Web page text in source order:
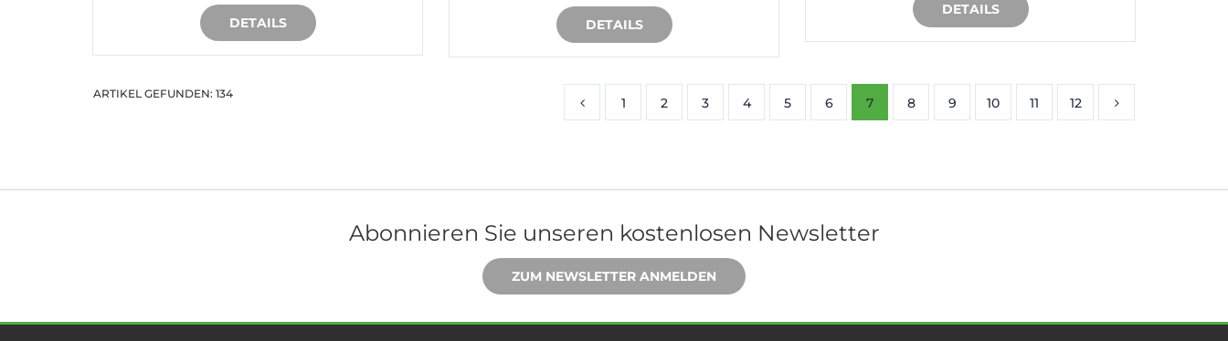
DETAILS
IN DEN WARENKORB DETAILS
IN DEN WARENKORB
DETAILS
IN DEN WARENKORB
ARTIKEL GEFUNDEN: 134
1 2 3 4 5 6 7 8 9 10 11 12
Abonnieren Sie unseren kostenlosen Newsletter
ZUM NEWSLETTER ANMELDEN